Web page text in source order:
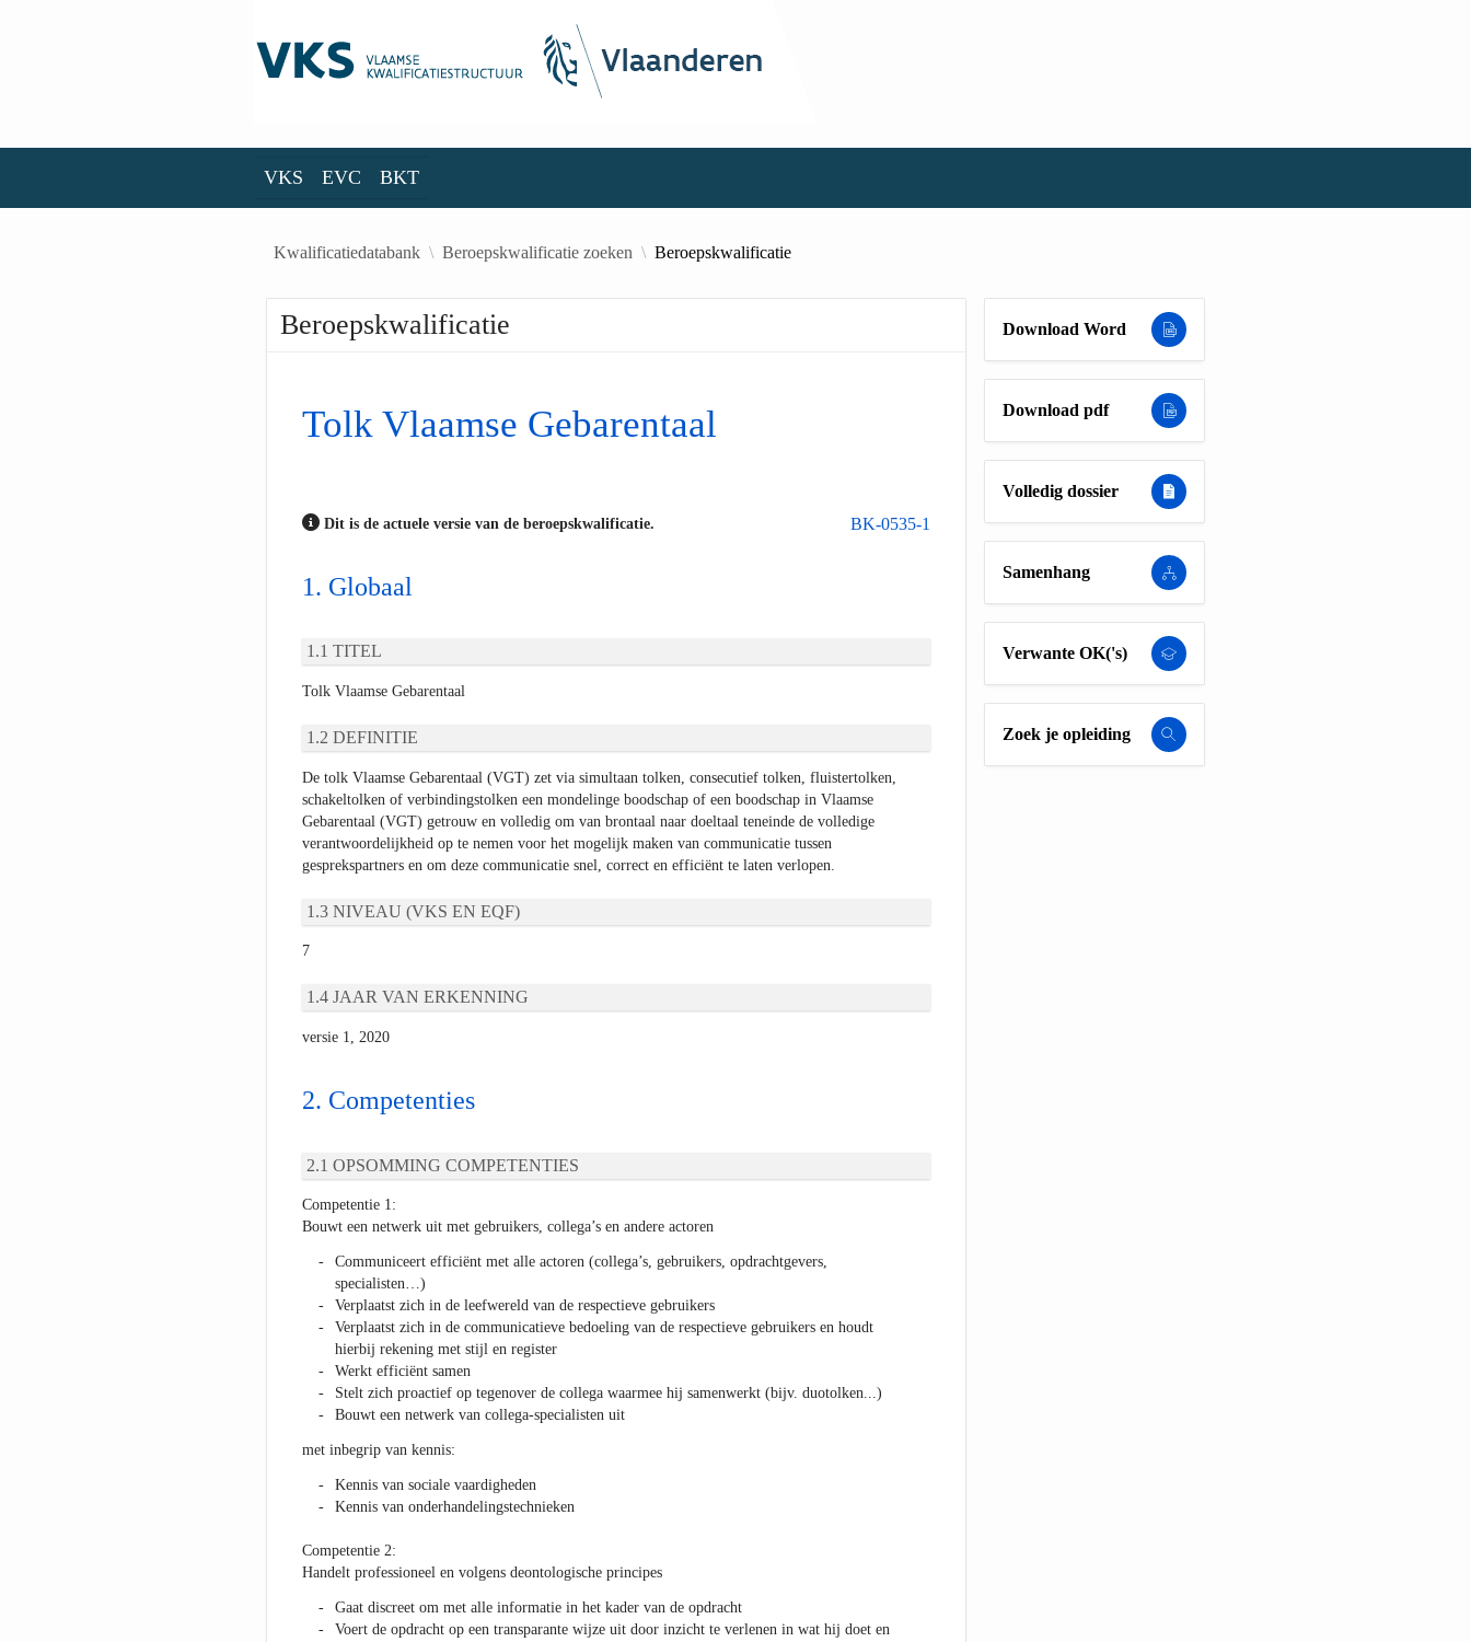
VKS EVC BKT
Kwalificatiedatabank Beroepskwalificatie zoeken Beroepskwalificatie
Beroepskwalificatie
Tolk Vlaamse Gebarentaal
BK-0535-1
Dit is de actuele versie van de beroepskwalificatie.
Globaal
TITEL
Tolk Vlaamse Gebarentaal
DEFINITIE
De tolk Vlaamse Gebarentaal (VGT) zet via simultaan tolken, consecutief tolken, fluistertolken,
schakeltolken of verbindingstolken een mondelinge boodschap of een boodschap in Vlaamse
Gebarentaal (VGT) getrouw en volledig om van brontaal naar doeltaal teneinde de volledige
verantwoordelijkheid op te nemen voor het mogelijk maken van communicatie tussen
gesprekspartners en om deze communicatie snel, correct en efficiënt te laten verlopen.
NIVEAU (VKS EN EQF)
7
JAAR VAN ERKENNING
versie 1, 2020
Competenties
OPSOMMING COMPETENTIES
Competentie 1:
Bouwt een netwerk uit met gebruikers, collega’s en andere actoren
Communiceert efficiënt met alle actoren (collega’s, gebruikers, opdrachtgevers,
specialisten…)
Verplaatst zich in de leefwereld van de respectieve gebruikers
Verplaatst zich in de communicatieve bedoeling van de respectieve gebruikers en houdt
hierbij rekening met stijl en register
Werkt efficiënt samen
Stelt zich proactief op tegenover de collega waarmee hij samenwerkt (bijv. duotolken...)
Bouwt een netwerk van collega-specialisten uit
met inbegrip van kennis:
Kennis van sociale vaardigheden
Kennis van onderhandelingstechnieken
Competentie 2:
Handelt professioneel en volgens deontologische principes
Gaat discreet om met alle informatie in het kader van de opdracht
Voert de opdracht op een transparante wijze uit door inzicht te verlenen in wat hij doet en
Download Word
Download pdf
Volledig dossier
Samenhang
Verwante OK('s)
Zoek je opleiding